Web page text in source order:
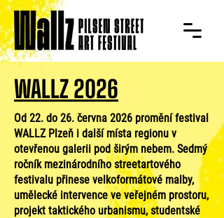
WALLZ 2026
Od 22. do 26. června 2026 promění festival
WALLZ Plzeň i další místa regionu v
otevřenou galerii pod širým nebem. Sedmý
ročník mezinárodního streetartového
festivalu přinese velkoformátové malby,
umělecké intervence ve veřejném prostoru,
projekt taktického urbanismu, studentské